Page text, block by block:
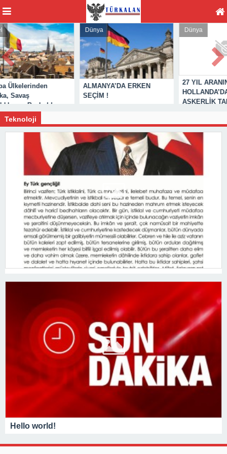
Dünya
ALMANYA’DA ERKEN
27 YIL ARANIN ARDINDAN
HOLLANDA’DA ZORUNLU
ASKERLİK TARTIŞILIYOR!
Teknoloji
Hello world!